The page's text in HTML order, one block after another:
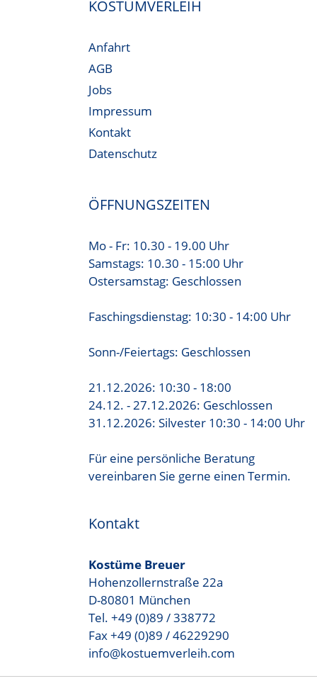
KOSTÜMVERLEIH
Anfahrt
AGB
Jobs
Impressum
Kontakt
Datenschutz
ÖFFNUNGSZEITEN
Mo - Fr: 10.30 - 19.00 Uhr
Samstags: 10.30 - 15:00 Uhr
Ostersamstag: Geschlossen
Faschingsdienstag: 10:30 - 14:00 Uhr
Sonn-/Feiertags: Geschlossen
21.12.2026: 10:30 - 18:00
24.12. - 27.12.2026: Geschlossen
31.12.2026: Silvester 10:30 - 14:00 Uhr
Für eine persönliche Beratung
vereinbaren Sie gerne einen Termin.
Kontakt
Kostüme Breuer
Hohenzollernstraße 22a
D-80801 München
Tel. +49 (0)89 / 338772
Fax +49 (0)89 / 46229290
info@kostuemverleih.com